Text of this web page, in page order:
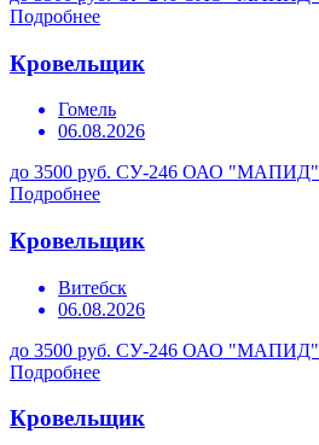
Подробнее
Кровельщик
Гомель
06.08.2026
до 3500 руб. СУ-246 ОАО "МАПИД"
Подробнее
Кровельщик
Витебск
06.08.2026
до 3500 руб. СУ-246 ОАО "МАПИД"
Подробнее
Кровельщик